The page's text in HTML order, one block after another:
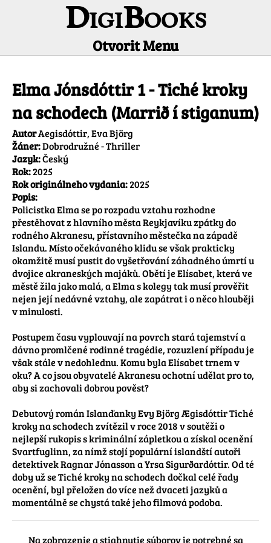
DigiBooks
Otvorit Menu
Elma Jónsdóttir 1 - Tiché kroky
na schodech (Marrið í stiganum)
AutorAegisdóttir, Eva Björg
Žáner:Dobrodružné - Thriller
Jazyk:Český
Rok:2025
Rok originálneho vydania:2025
Popis:
Policistka Elma se po rozpadu vztahu rozhodne
přestěhovat z hlavního města Reykjavíku zpátky do
rodného Akranesu, přístavního městečka na západě
Islandu. Místo očekávaného klidu se však prakticky
okamžitě musí pustit do vyšetřování záhadného úmrtí u
dvojice akraneských majáků. Obětí je Elísabet, která ve
městě žila jako malá, a Elma s kolegy tak musí prověřit
nejen její nedávné vztahy, ale zapátrat i o něco hlouběji
v minulosti.
Postupem času vyplouvají na povrch stará tajemství a
dávno promlčené rodinné tragédie, rozuzlení případu je
však stále v nedohlednu. Komu byla Elísabet trnem v
oku? A co jsou obyvatelé Akranesu ochotní udělat pro to,
aby si zachovali dobrou pověst?
Debutový román Islanďanky Evy Björg Ægisdóttir Tiché
kroky na schodech zvítězil v roce 2018 v soutěži o
nejlepší rukopis s kriminální zápletkou a získal ocenění
Svartfuglinn, za nímž stojí populární islandští autoři
detektivek Ragnar Jónasson a Yrsa Sigurðardóttir. Od té
doby už se Tiché kroky na schodech dočkal celé řady
ocenění, byl přeložen do více než dvaceti jazyků a
momentálně se chystá také jeho filmová podoba.
Na zobrazenie a stiahnutie súborov je potrebné sa